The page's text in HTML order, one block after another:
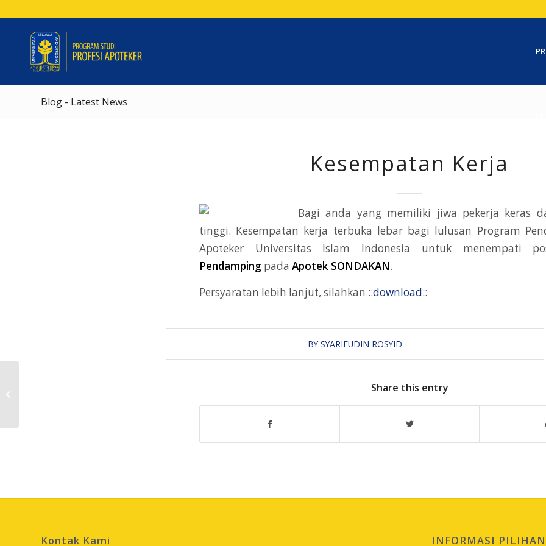
Blog - Latest News
Kesempatan Kerja
Bagi anda yang memiliki jiwa pekerja keras
tinggi. Kesempatan kerja terbuka lebar bagi lulusan Program
Apoteker Universitas Islam Indonesia untuk menempati
Pendamping pada Apotek SONDAKAN.
Persyaratan lebih lanjut, silahkan ::download::
BYSYARIFUDIN ROSYID
Share this entry
Kontak Kami INFORMASI PILIHAN